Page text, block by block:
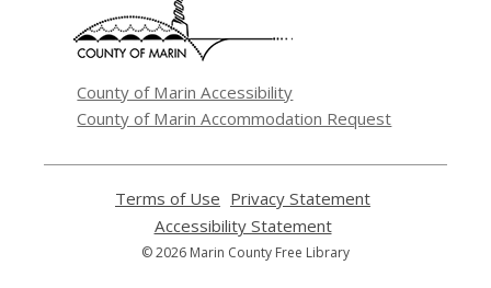
County of Marin Accessibility
County of Marin Accommodation Request
Terms of Use
opens
a
new
Privacy Statement
Accessibility Statement,
opens
© 2026 Marin County Free Library